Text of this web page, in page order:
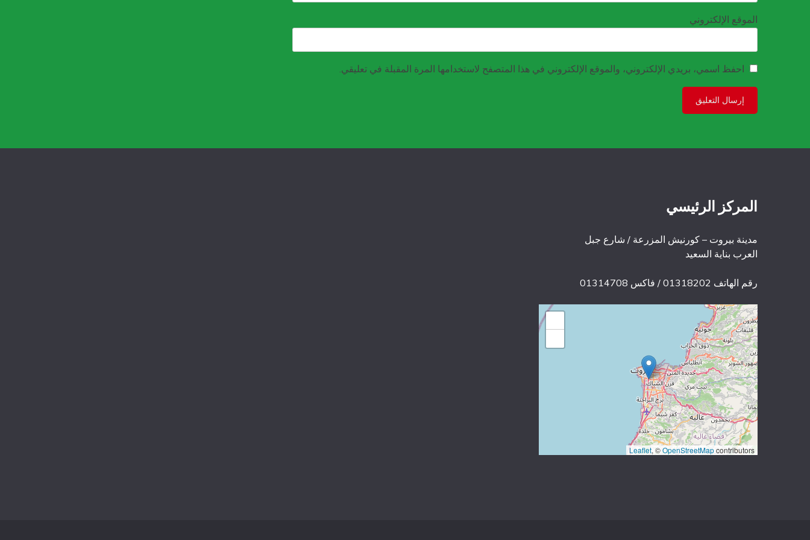
الموقع الإلكتروني
احفظ اسمي، بريدي الإلكتروني، والموقع الإلكتروني في هذا المتصفح لاستخدامها المرة المقبلة في تعليقي.
المركز الرئيسي
مدينة بيروت – كورنيش المزرعة / شارع جبل
العرب بناية السعيد
رقم الهاتف 01318202 / فاكس 01314708
Leaflet, ©OpenStreetMapcontributors